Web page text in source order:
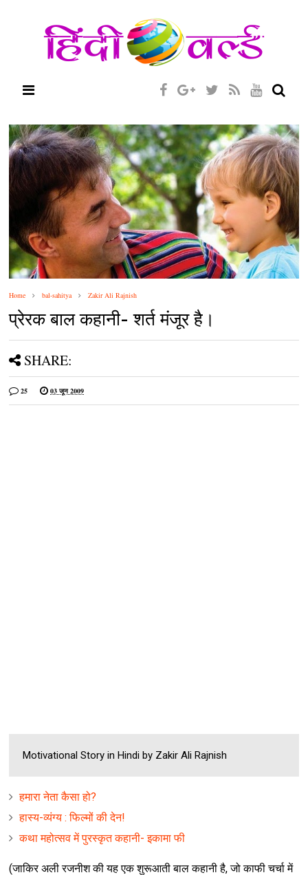
Home bal-sahitya Zakir Ali Rajnish
प्रेरक बाल कहानी- शर्त मंजूर है।
SHARE:
25 03 जून 2009
Motivational Story in Hindi by Zakir Ali Rajnish
हमारा नेता कैसा हो?
हास्‍य-व्‍यंग्‍य : फिल्‍मों की देन!
कथा महोत्सव में पुरस्कृत कहानी- इकामा फी
(जाकिर अली रजनीश की यह एक शुरूआती बाल कहानी है, जो काफी चर्चा में